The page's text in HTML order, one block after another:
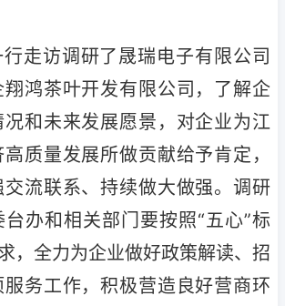
走访调研了晟瑞电子有限公司
鸿茶叶开发有限公司，了解企
和未来发展愿景，对企业为江
质量发展所做贡献给予肯定，
流联系、持续做大做强。调研
办和相关部门要按照“五心”标
，全力为企业做好政策解读、招
务工作，积极营造良好营商环